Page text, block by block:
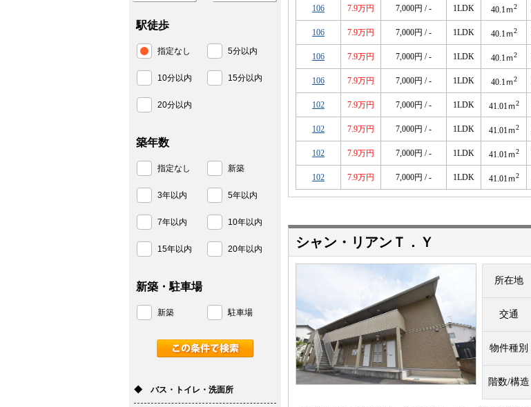
106 7.9万円 7,000円 / - 1LDK 40.1ｍ2
106 7.9万円 7,000円 / - 1LDK 40.1ｍ2
106 7.9万円 7,000円 / - 1LDK 40.1ｍ2
106 7.9万円 7,000円 / - 1LDK 40.1ｍ2
102 7.9万円 7,000円 / - 1LDK 41.01ｍ2
102 7.9万円 7,000円 / - 1LDK 41.01ｍ2
102 7.9万円 7,000円 / - 1LDK 41.01ｍ2
102 7.9万円 7,000円 / - 1LDK 41.01ｍ2
シャン・リアンＴ．Ｙ
所在地
交通
物件種別
階数/構造
駅徒歩
指定なし 5分以内
10分以内 15分以内
20分以内
築年数
指定なし 新築
3年以内 5年以内
7年以内 10年以内
15年以内 20年以内
新築・駐車場
新築 駐車場
◆ バス・トイレ・洗面所